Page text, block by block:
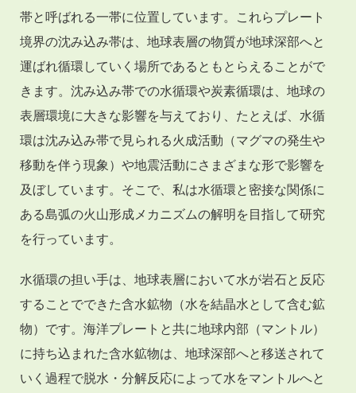
帯と呼ばれる一帯に位置しています。これらプレート
境界の沈み込み帯は、地球表層の物質が地球深部へと
運ばれ循環していく場所であるともとらえることがで
きます。沈み込み帯での水循環や炭素循環は、地球の
表層環境に大きな影響を与えており、たとえば、水循
環は沈み込み帯で見られる火成活動（マグマの発生や
移動を伴う現象）や地震活動にさまざまな形で影響を
及ぼしています。そこで、私は水循環と密接な関係に
ある島弧の火山形成メカニズムの解明を目指して研究
を行っています。
水循環の担い手は、地球表層において水が岩石と反応
することでできた含水鉱物（水を結晶水として含む鉱
物）です。海洋プレートと共に地球内部（マントル）
に持ち込まれた含水鉱物は、地球深部へと移送されて
いく過程で脱水・分解反応によって水をマントルへと